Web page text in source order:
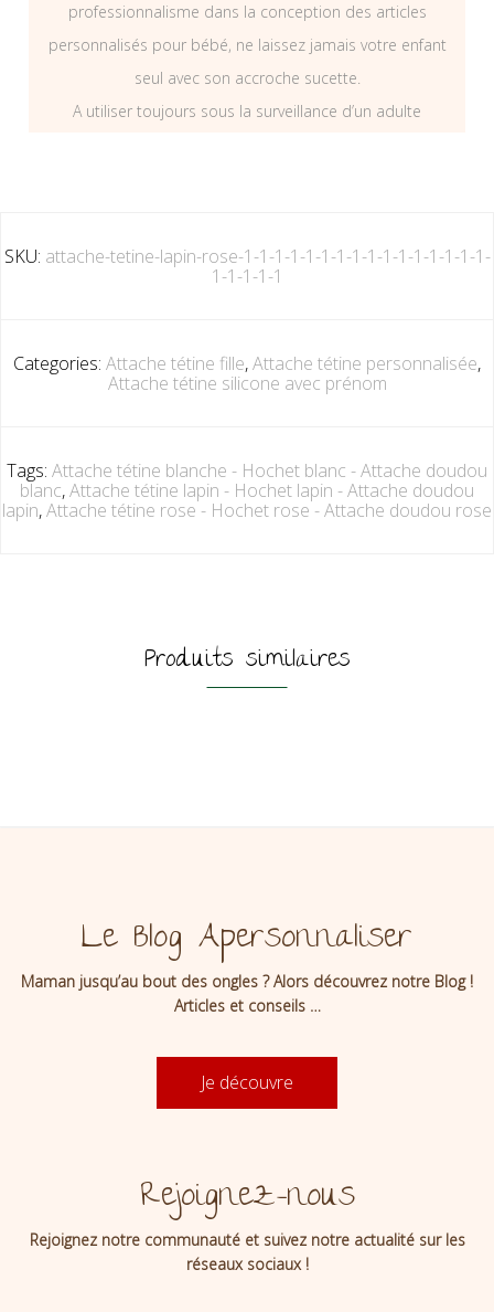
professionnalisme dans la conception des articles
personnalisés pour bébé, ne laissez jamais votre enfant
seul avec son accroche sucette.
A utiliser toujours sous la surveillance d’un adulte
SKU: attache-tetine-lapin-rose-1-1-1-1-1-1-1-1-1-1-1-1-1-1-1-1-
1-1-1-1-1
Categories: Attache tétine fille,Attache tétine personnalisée,
Attache tétine silicone avec prénom
Tags: Attache tétine blanche - Hochet blanc - Attache doudou
blanc,Attache tétine lapin - Hochet lapin - Attache doudou
lapin,Attache tétine rose - Hochet rose - Attache doudou rose
Produits similaires
Le Blog Apersonnaliser
Maman jusqu’au bout des ongles ? Alors découvrez notre Blog !
Articles et conseils …
Je découvre
Rejoignez-nous
Rejoignez notre communauté et suivez notre actualité sur les
réseaux sociaux !